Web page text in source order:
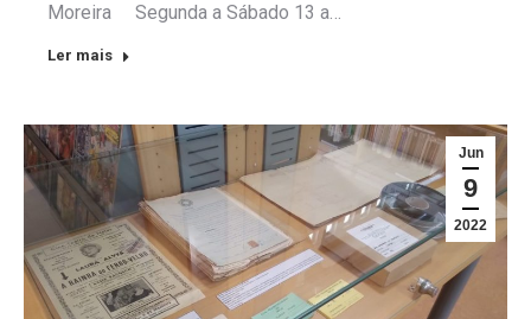
Moreira Segunda a Sábado 13 a…
Ler mais
Jun
9
2022